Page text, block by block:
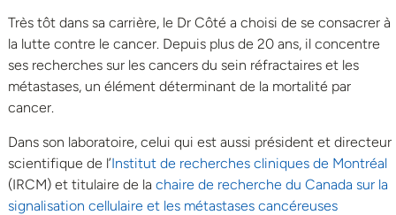
Très tôt dans sa carrière, le Dr Côté a choisi de se consacrer à
la lutte contre le cancer. Depuis plus de 20 ans, il concentre
ses recherches sur les cancers du sein réfractaires et les
métastases, un élément déterminant de la mortalité par
cancer.
Dans son laboratoire, celui qui est aussi président et directeur
scientifique de l’Institut de recherches cliniques de Montréal
(IRCM) et titulaire de la chaire de recherche du Canada sur la
signalisation cellulaire et les métastases cancéreuses